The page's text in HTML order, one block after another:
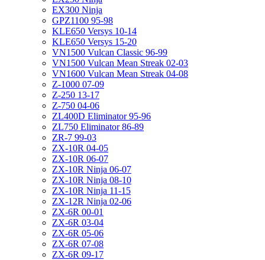
EX300 Ninja
GPZ1100 95-98
KLE650 Versys 10-14
KLE650 Versys 15-20
VN1500 Vulcan Classic 96-99
VN1500 Vulcan Mean Streak 02-03
VN1600 Vulcan Mean Streak 04-08
Z-1000 07-09
Z-250 13-17
Z-750 04-06
ZL400D Eliminator 95-96
ZL750 Eliminator 86-89
ZR-7 99-03
ZX-10R 04-05
ZX-10R 06-07
ZX-10R Ninja 06-07
ZX-10R Ninja 08-10
ZX-10R Ninja 11-15
ZX-12R Ninja 02-06
ZX-6R 00-01
ZX-6R 03-04
ZX-6R 05-06
ZX-6R 07-08
ZX-6R 09-17